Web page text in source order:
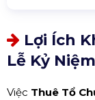
Lợi Ích
Lễ Kỷ Niệm
Việc Thuê Tổ